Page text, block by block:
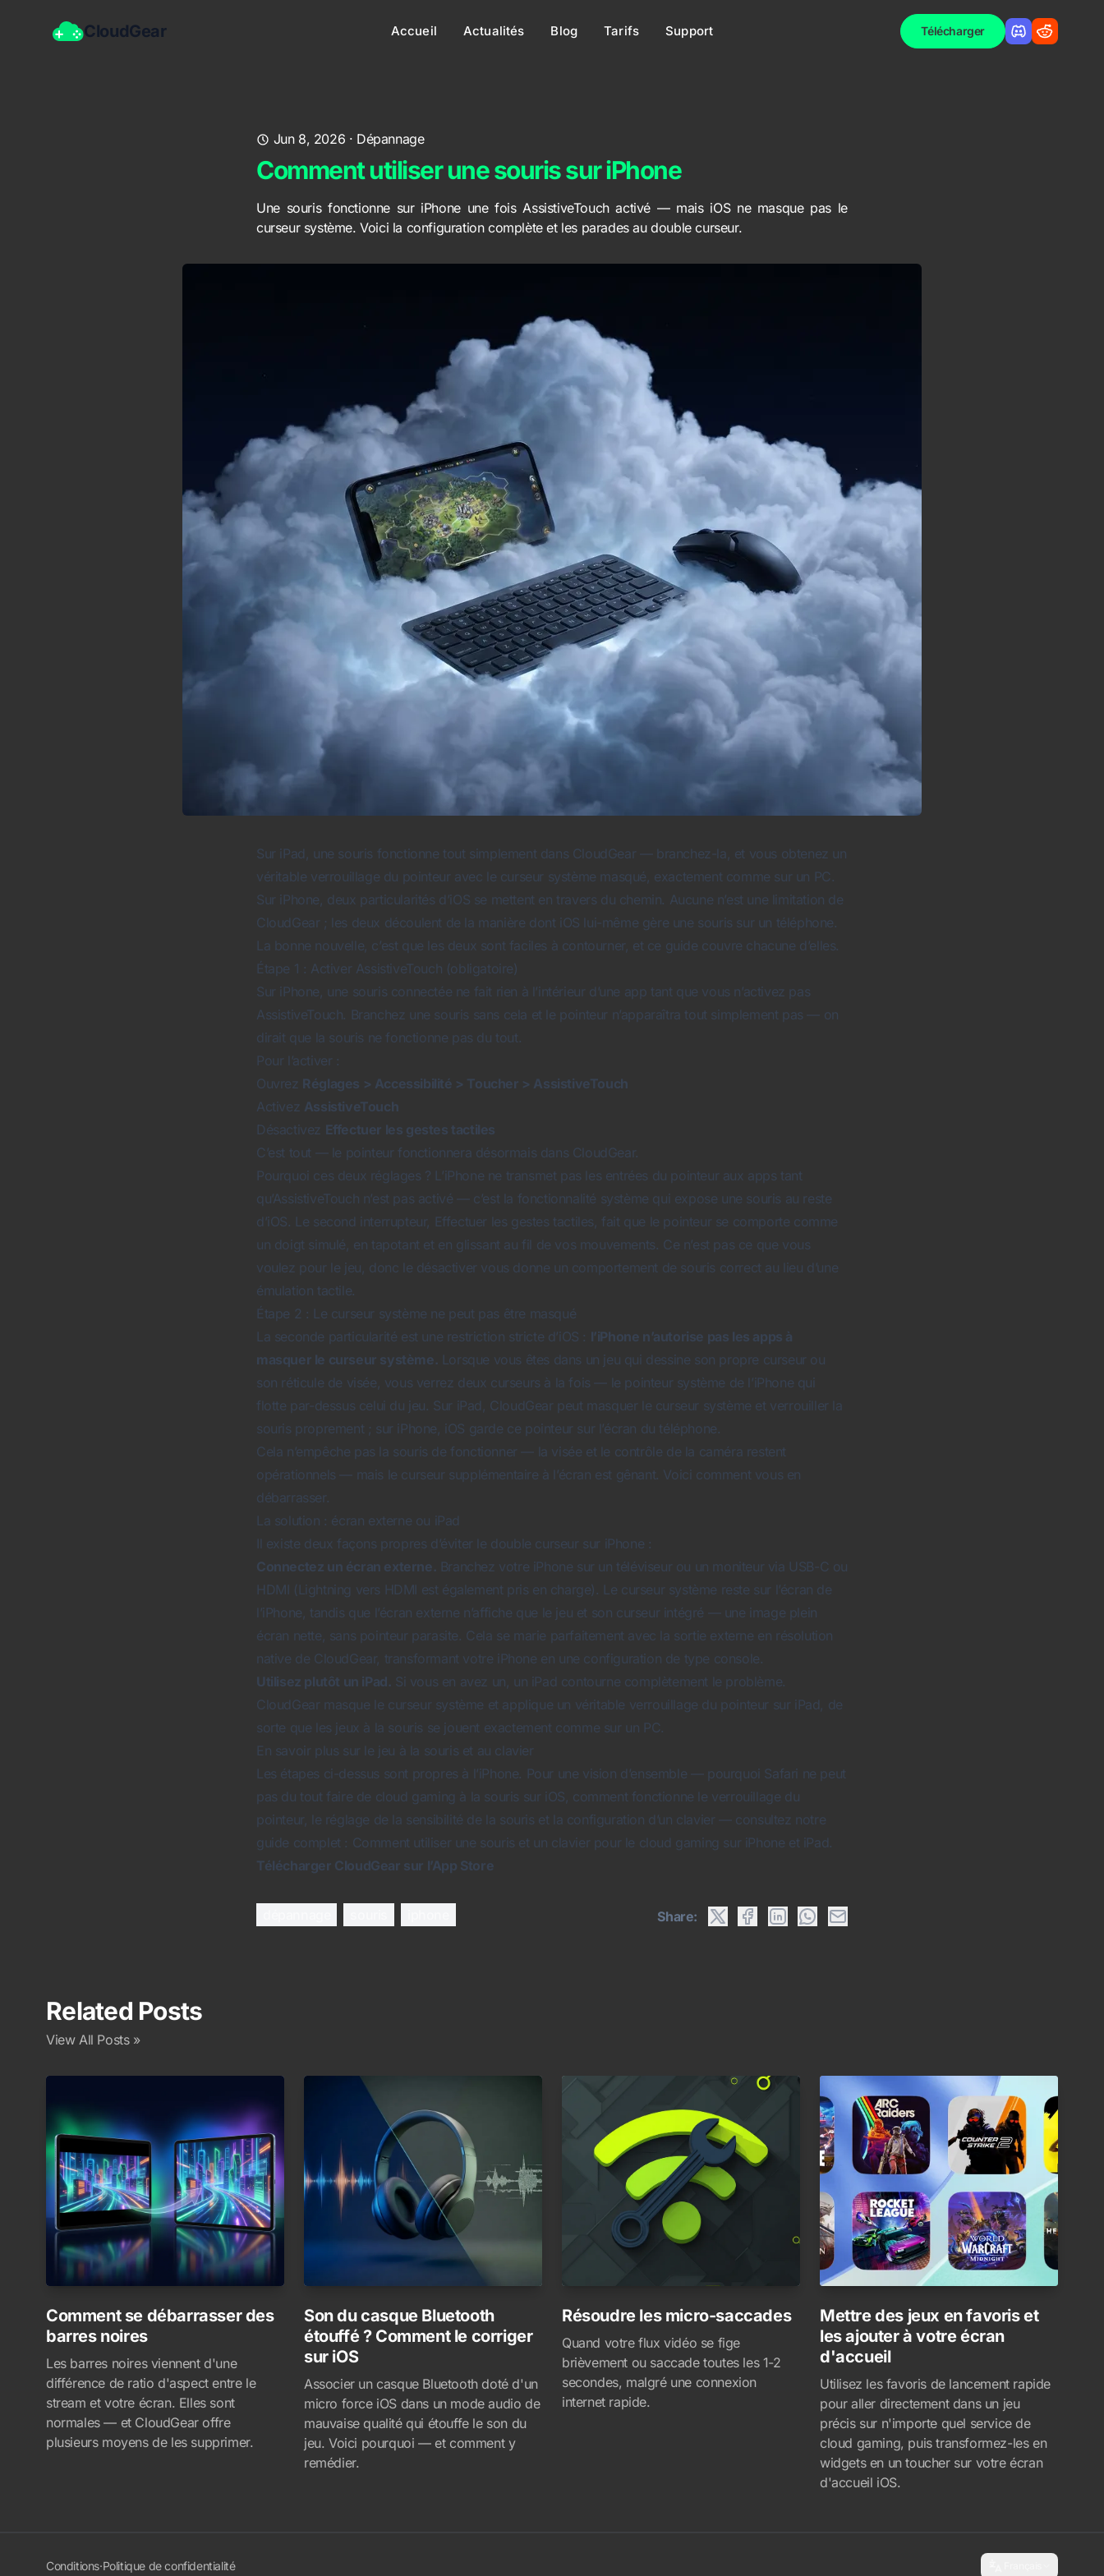
CloudGear Accueil Actualités Blog Tarifs Support Télécharger
Jun 8, 2026 · Dépannage
Comment utiliser une souris sur iPhone
Une souris fonctionne sur iPhone une fois AssistiveTouch activé — mais iOS ne masque pas le
curseur système. Voici la configuration complète et les parades au double curseur.
Sur iPad, une souris fonctionne tout simplement dans CloudGear — branchez-la, et vous obtenez un
véritable verrouillage du pointeur avec le curseur système masqué, exactement comme sur un PC.
Sur iPhone, deux particularités d’iOS se mettent en travers du chemin. Aucune n’est une limitation de
CloudGear ; les deux découlent de la manière dont iOS lui-même gère une souris sur un téléphone.
La bonne nouvelle, c’est que les deux sont faciles à contourner, et ce guide couvre chacune d’elles.
Étape 1 : Activer AssistiveTouch (obligatoire)
Sur iPhone, une souris connectée ne fait rien à l’intérieur d’une app tant que vous n’activez pas
AssistiveTouch. Branchez une souris sans cela et le pointeur n’apparaîtra tout simplement pas — on
dirait que la souris ne fonctionne pas du tout.
Pour l’activer :
Ouvrez Réglages > Accessibilité > Toucher > AssistiveTouch
Activez AssistiveTouch
Désactivez Effectuer les gestes tactiles
C’est tout — le pointeur fonctionnera désormais dans CloudGear.
Pourquoi ces deux réglages ? L’iPhone ne transmet pas les entrées du pointeur aux apps tant
qu’AssistiveTouch n’est pas activé — c’est la fonctionnalité système qui expose une souris au reste
d’iOS. Le second interrupteur, Effectuer les gestes tactiles, fait que le pointeur se comporte comme
un doigt simulé, en tapotant et en glissant au fil de vos mouvements. Ce n’est pas ce que vous
voulez pour le jeu, donc le désactiver vous donne un comportement de souris correct au lieu d’une
émulation tactile.
Étape 2 : Le curseur système ne peut pas être masqué
La seconde particularité est une restriction stricte d’iOS : l’iPhone n’autorise pas les apps à
masquer le curseur système. Lorsque vous êtes dans un jeu qui dessine son propre curseur ou
son réticule de visée, vous verrez deux curseurs à la fois — le pointeur système de l’iPhone qui
flotte par-dessus celui du jeu. Sur iPad, CloudGear peut masquer le curseur système et verrouiller la
souris proprement ; sur iPhone, iOS garde ce pointeur sur l’écran du téléphone.
Cela n’empêche pas la souris de fonctionner — la visée et le contrôle de la caméra restent
opérationnels — mais le curseur supplémentaire à l’écran est gênant. Voici comment vous en
débarrasser.
La solution : écran externe ou iPad
Il existe deux façons propres d’éviter le double curseur sur iPhone :
Connectez un écran externe. Branchez votre iPhone sur un téléviseur ou un moniteur via USB-C ou
HDMI (Lightning vers HDMI est également pris en charge). Le curseur système reste sur l’écran de
l’iPhone, tandis que l’écran externe n’affiche que le jeu et son curseur intégré — une image plein
écran nette, sans pointeur parasite. Cela se marie parfaitement avec la sortie externe en résolution
native de CloudGear, transformant votre iPhone en une configuration de type console.
Utilisez plutôt un iPad. Si vous en avez un, un iPad contourne complètement le problème.
CloudGear masque le curseur système et applique un véritable verrouillage du pointeur sur iPad, de
sorte que les jeux à la souris se jouent exactement comme sur un PC.
En savoir plus sur le jeu à la souris et au clavier
Les étapes ci-dessus sont propres à l’iPhone. Pour une vision d’ensemble — pourquoi Safari ne peut
pas du tout faire de cloud gaming à la souris sur iOS, comment fonctionne le verrouillage du
pointeur, le réglage de la sensibilité de la souris et la configuration d’un clavier — consultez notre
guide complet : Comment utiliser une souris et un clavier pour le cloud gaming sur iPhone et iPad.
Télécharger CloudGear sur l’App Store
Share:
Related Posts
View All Posts »
Comment se débarrasser des
barres noires
Les barres noires viennent d'une
différence de ratio d'aspect entre le
stream et votre écran. Elles sont
normales — et CloudGear offre
plusieurs moyens de les supprimer.
Son du casque Bluetooth
étouffé ? Comment le corriger
sur iOS
Associer un casque Bluetooth doté d'un
micro force iOS dans un mode audio de
mauvaise qualité qui étouffe le son du
jeu. Voici pourquoi — et comment y
remédier.
Résoudre les micro-saccades
Quand votre flux vidéo se fige
brièvement ou saccade toutes les 1-2
secondes, malgré une connexion
internet rapide.
Mettre des jeux en favoris et
les ajouter à votre écran
d'accueil
Utilisez les favoris de lancement rapide
pour aller directement dans un jeu
précis sur n'importe quel service de
cloud gaming, puis transformez-les en
widgets en un toucher sur votre écran
d'accueil iOS.
Conditions·Politique de confidentialité